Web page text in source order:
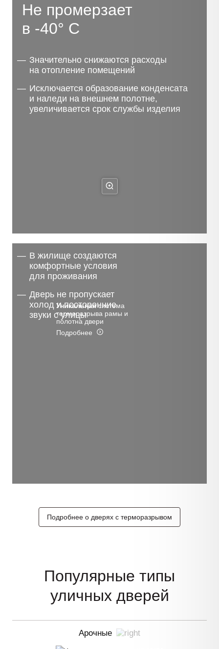
Не промерзает
в -40° С
Значительно снижаются расходы
на отопление помещений
Исключается образование конденсата
и наледи на внешнем полотне,
увеличивается срок службы изделия
Уникальнаясистема
терморазрыва рамы и
полотна двери
Подробнее
В жилище создаются
комфортные условия
для проживания
Дверь не пропускает
холод и посторонние
звуки с улицы
Подробнее о дверях с терморазрывом
Популярные типы
уличных дверей
Арочные